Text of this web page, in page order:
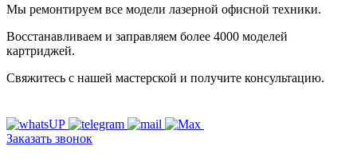
Мы ремонтируем все модели лазерной офисной техники.
Восстанавливаем и заправляем более 4000 моделей
картриджей.
Свяжитесь с нашей мастерской и получите консультацию.
Заказать звонок